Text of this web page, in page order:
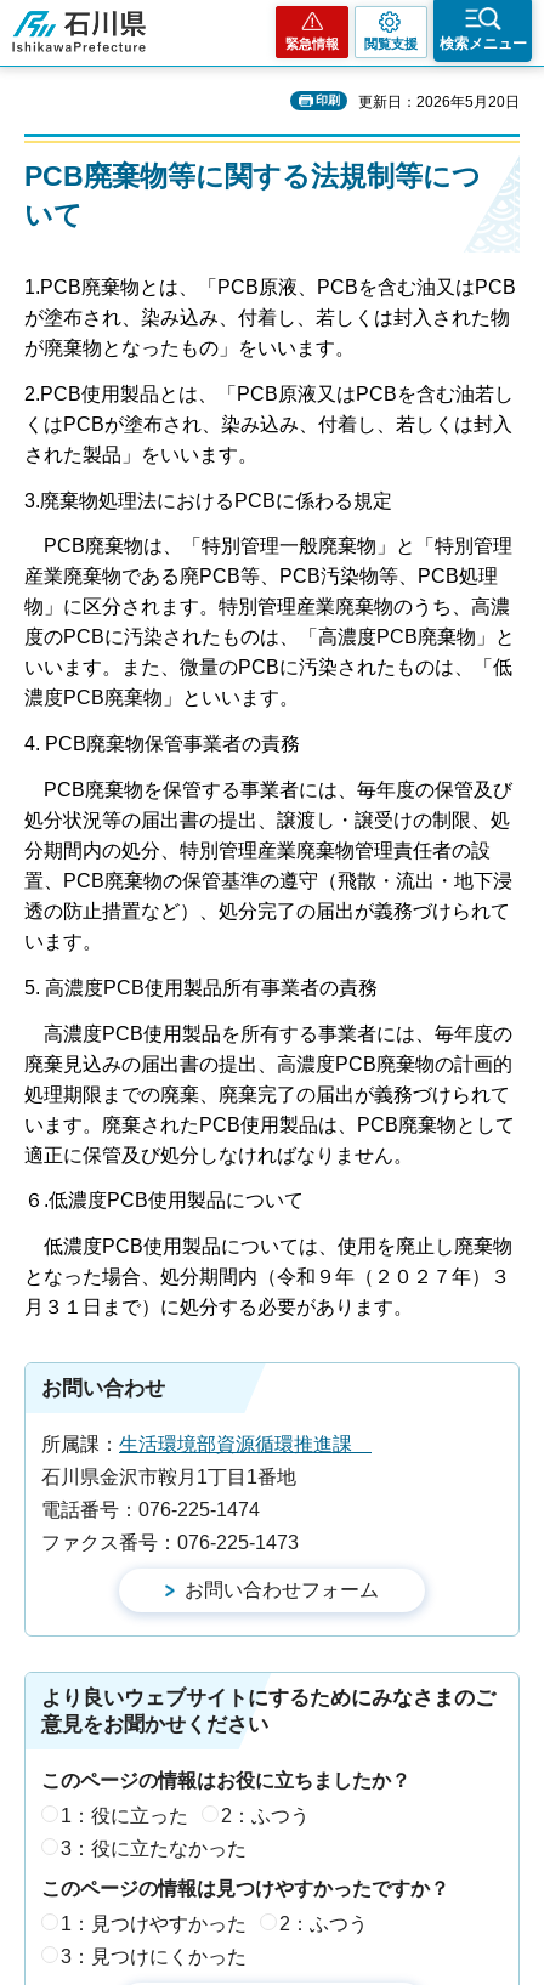
石川県
緊急情報 閲覧支援 検索メニュー
印刷 更新日：2026年5月20日
PCB廃棄物等に関する法規制等につ
いて
1.PCB廃棄物とは、「PCB原液、PCBを含む油又はPCB
が塗布され、染み込み、付着し、若しくは封入された物
が廃棄物となったもの」をいいます。
2.PCB使用製品とは、「PCB原液又はPCBを含む油若し
くはPCBが塗布され、染み込み、付着し、若しくは封入
された製品」をいいます。
3.廃棄物処理法におけるPCBに係わる規定
PCB廃棄物は、「特別管理一般廃棄物」と「特別管理
産業廃棄物である廃PCB等、PCB汚染物等、PCB処理
物」に区分されます。特別管理産業廃棄物のうち、高濃
度のPCBに汚染されたものは、「高濃度PCB廃棄物」と
いいます。また、微量のPCBに汚染されたものは、「低
濃度PCB廃棄物」といいます。
4. PCB廃棄物保管事業者の責務
PCB廃棄物を保管する事業者には、毎年度の保管及び
処分状況等の届出書の提出、譲渡し・譲受けの制限、処
分期間内の処分、特別管理産業廃棄物管理責任者の設
置、PCB廃棄物の保管基準の遵守（飛散・流出・地下浸
透の防止措置など）、処分完了の届出が義務づけられて
います。
5. 高濃度PCB使用製品所有事業者の責務
高濃度PCB使用製品を所有する事業者には、毎年度の
廃棄見込みの届出書の提出、高濃度PCB廃棄物の計画的
処理期限までの廃棄、廃棄完了の届出が義務づけられて
います。廃棄されたPCB使用製品は、PCB廃棄物として
適正に保管及び処分しなければなりません。
６.低濃度PCB使用製品について
低濃度PCB使用製品については、使用を廃止し廃棄物
となった場合、処分期間内（令和９年（２０２７年）３
月３１日まで）に処分する必要があります。
お問い合わせ
所属課： 生活環境部資源循環推進課
石川県金沢市鞍月1丁目1番地
電話番号：076-225-1474
ファクス番号：076-225-1473
より良いウェブサイトにするためにみなさまのご
意見をお聞かせください
このページの情報はお役に立ちましたか？
1：役に立った
2：ふつう
3：役に立たなかった
このページの情報は見つけやすかったですか？
1：見つけやすかった
2：ふつう
3：見つけにくかった